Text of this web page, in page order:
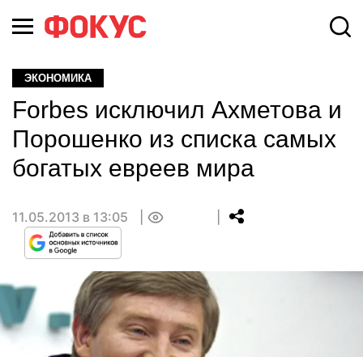
ЭКОНОМИКА
Forbes исключил Ахметова и
Порошенко из списка самых
богатых евреев мира
11.05.2013 в 13:05